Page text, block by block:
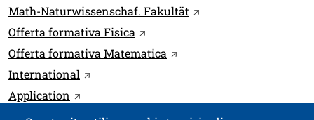
Link
Math-Naturwissenschaf. Fakultät Apri il link in una
Offerta formativa Fisica Apri il link in una nuova finestra
Offerta formativa Matematica Apri il link in una nuova
International Apri il link in una nuova finestra
Application Apri il link in una nuova finestra